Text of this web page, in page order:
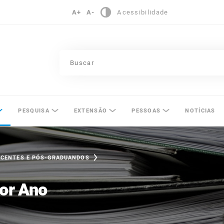
A+ A- Acessibilidade
PESQUISA EXTENSÃO PESSOAS NOTÍCIAS
E PÓS-GRADUANDOS
Ano